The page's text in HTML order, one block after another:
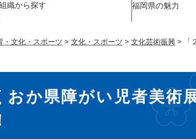
織から探す 福岡県の魅力
・文化・スポーツ > 文化・スポーツ > 文化芸術振興 >
おか県障がい児者美術